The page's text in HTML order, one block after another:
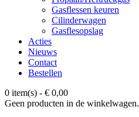
Gasflessen keuren
Cilinderwagen
Gasflesopslag
Acties
Nieuws
Contact
Bestellen
0 item(s) - € 0,00
Geen producten in de winkelwagen.